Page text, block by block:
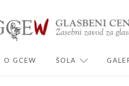
CHILD MENU
O GCEW ŠOLA EXPAND